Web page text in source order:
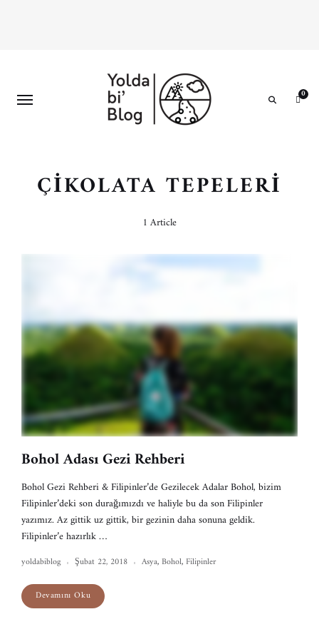
0
ÇIKOLATA TEPELERI
1 Article
Bohol Adası Gezi Rehberi
Bohol Gezi Rehberi & Filipinler’de Gezilecek Adalar Bohol, bizim
Filipinler’deki son durağımızdı ve haliyle bu da son Filipinler
yazımız. Az gittik uz gittik, bir gezinin daha sonuna geldik.
Filipinler’e hazırlık …
yoldabiblog Şubat 22, 2018 Asya,Bohol,Filipinler
Devamını Oku